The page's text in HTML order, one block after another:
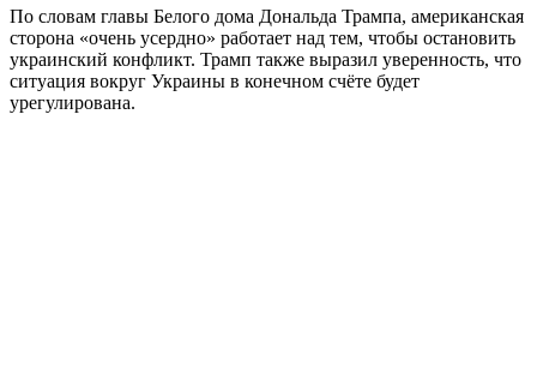
По словам главы Белого дома Дональда Трампа, американская
сторона «очень усердно» работает над тем, чтобы остановить
украинский конфликт. Трамп также выразил уверенность, что
ситуация вокруг Украины в конечном счёте будет
урегулирована.